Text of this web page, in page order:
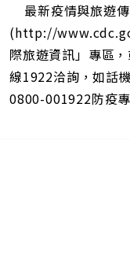
最新疫情與旅遊
(http://
際旅遊資訊」專區
線1922洽詢，如話
0800-001922防疫